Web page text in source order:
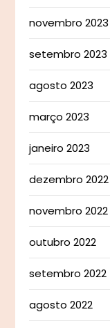
novembro 2023
setembro 2023
agosto 2023
março 2023
janeiro 2023
dezembro 2022
novembro 2022
outubro 2022
setembro 2022
agosto 2022